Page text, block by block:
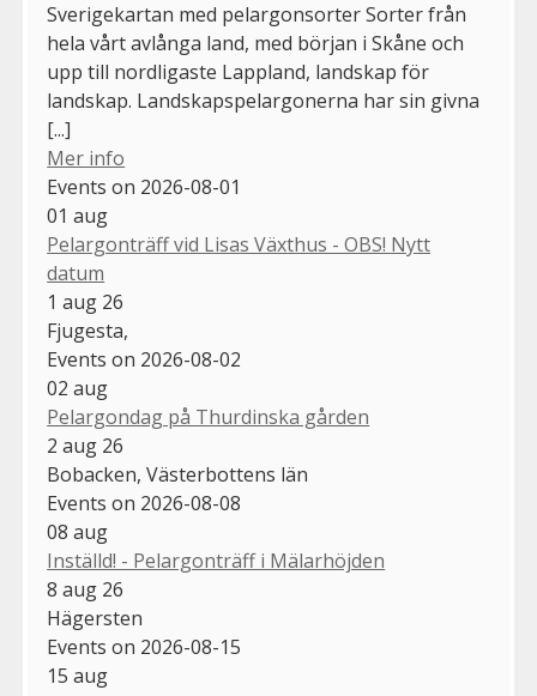
Sverigekartan med pelargonsorter Sorter från
hela vårt avlånga land, med början i Skåne och
upp till nordligaste Lappland, landskap för
landskap. Landskapspelargonerna har sin givna
[...]
Mer info
Events on 2026-08-01
01 aug
Pelargonträff vid Lisas Växthus - OBS! Nytt
datum
1 aug 26
Fjugesta,
Events on 2026-08-02
02 aug
Pelargondag på Thurdinska gården
2 aug 26
Bobacken, Västerbottens län
Events on 2026-08-08
08 aug
Inställd! - Pelargonträff i Mälarhöjden
8 aug 26
Hägersten
Events on 2026-08-15
15 aug